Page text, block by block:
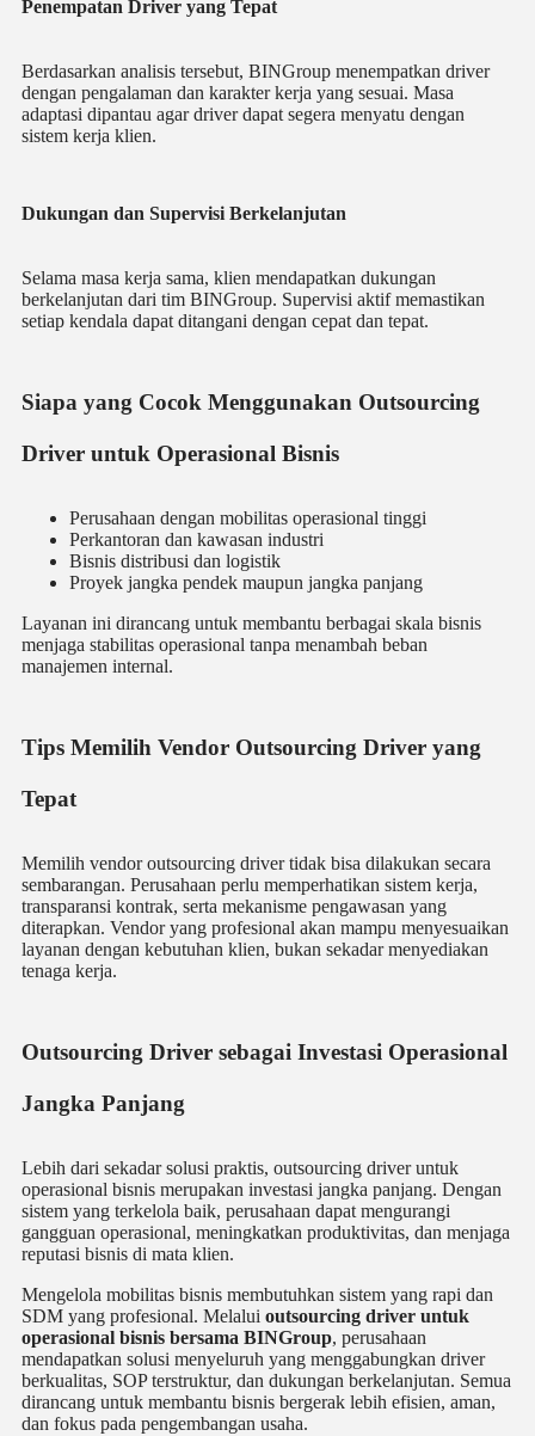
Penempatan Driver yang Tepat
Berdasarkan analisis tersebut, BINGroup menempatkan driver
dengan pengalaman dan karakter kerja yang sesuai. Masa
adaptasi dipantau agar driver dapat segera menyatu dengan
sistem kerja klien.
Dukungan dan Supervisi Berkelanjutan
Selama masa kerja sama, klien mendapatkan dukungan
berkelanjutan dari tim BINGroup. Supervisi aktif memastikan
setiap kendala dapat ditangani dengan cepat dan tepat.
Siapa yang Cocok Menggunakan Outsourcing
Driver untuk Operasional Bisnis
Perusahaan dengan mobilitas operasional tinggi
Perkantoran dan kawasan industri
Bisnis distribusi dan logistik
Proyek jangka pendek maupun jangka panjang
Layanan ini dirancang untuk membantu berbagai skala bisnis
menjaga stabilitas operasional tanpa menambah beban
manajemen internal.
Tips Memilih Vendor Outsourcing Driver yang
Tepat
Memilih vendor outsourcing driver tidak bisa dilakukan secara
sembarangan. Perusahaan perlu memperhatikan sistem kerja,
transparansi kontrak, serta mekanisme pengawasan yang
diterapkan. Vendor yang profesional akan mampu menyesuaikan
layanan dengan kebutuhan klien, bukan sekadar menyediakan
tenaga kerja.
Outsourcing Driver sebagai Investasi Operasional
Jangka Panjang
Lebih dari sekadar solusi praktis, outsourcing driver untuk
operasional bisnis merupakan investasi jangka panjang. Dengan
sistem yang terkelola baik, perusahaan dapat mengurangi
gangguan operasional, meningkatkan produktivitas, dan menjaga
reputasi bisnis di mata klien.
Mengelola mobilitas bisnis membutuhkan sistem yang rapi dan
SDM yang profesional. Melalui outsourcing driver untuk
operasional bisnis bersama BINGroup, perusahaan
mendapatkan solusi menyeluruh yang menggabungkan driver
berkualitas, SOP terstruktur, dan dukungan berkelanjutan. Semua
dirancang untuk membantu bisnis bergerak lebih efisien, aman,
dan fokus pada pengembangan usaha.